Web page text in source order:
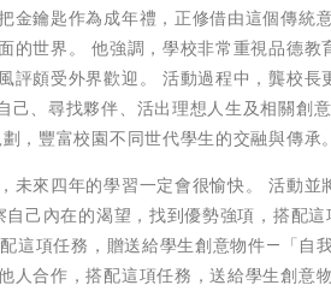
鑰匙作為成年禮，正修借由這個傳統
世界。 他強調，學校非常重視品德教
頗受外界歡迎。 活動過程中，龔校長
、尋找夥伴、活出理想人生及相關創
，豐富校園不同世代學生的交融與傳承。
來四年的學習一定會很愉快。 活動並
己內在的渴望，找到優勢強項，搭配
這項任務，贈送給學生創意物件—「自
合作，搭配這項任務，送給學生創意